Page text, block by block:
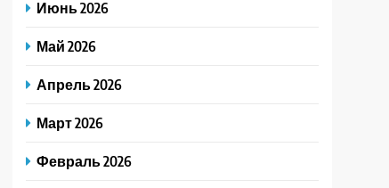
Июнь 2026
Май 2026
Апрель 2026
Март 2026
Февраль 2026